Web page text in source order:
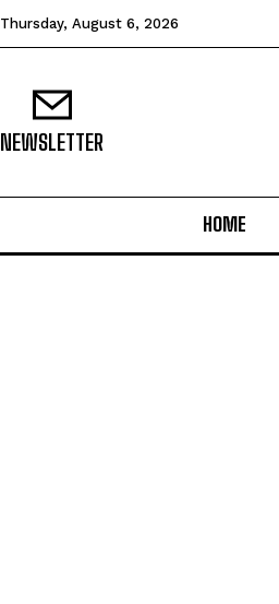
Thursday, August 6, 2026
NEWSLETTER
HOME